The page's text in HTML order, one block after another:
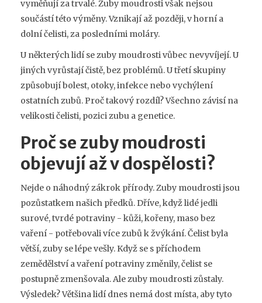
vyměňují za trvalé. Zuby moudrosti však nejsou
součástí této výměny. Vznikají až později, v horní a
dolní čelisti, za posledními moláry.
U některých lidí se zuby moudrosti vůbec nevyvíjejí. U
jiných vyrůstají čistě, bez problémů. U třetí skupiny
způsobují bolest, otoky, infekce nebo vychýlení
ostatních zubů. Proč takový rozdíl? Všechno závisí na
velikosti čelisti, pozici zubu a genetice.
Proč se zuby moudrosti
objevují až v dospělosti?
Nejde o náhodný zákrok přírody. Zuby moudrosti jsou
pozůstatkem našich předků. Dříve, když lidé jedli
surové, tvrdé potraviny - kůži, kořeny, maso bez
vaření - potřebovali více zubů k žvýkání. Čelist byla
větší, zuby se lépe vešly. Když se s příchodem
zemědělství a vaření potraviny změnily, čelist se
postupně zmenšovala. Ale zuby moudrosti zůstaly.
Výsledek? Většina lidí dnes nemá dost místa, aby tyto